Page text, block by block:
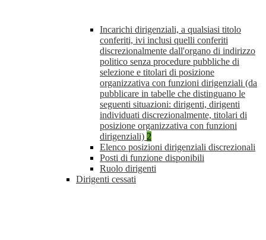
Incarichi dirigenziali, a qualsiasi titolo
conferiti, ivi inclusi quelli conferiti
discrezionalmente dall'organo di indirizzo
politico senza procedure pubbliche di
selezione e titolari di posizione
organizzativa con funzioni dirigenziali (da
pubblicare in tabelle che distinguano le
seguenti situazioni: dirigenti, dirigenti
individuati discrezionalmente, titolari di
posizione organizzativa con funzioni
dirigenziali) 2
Elenco posizioni dirigenziali discrezionali
Posti di funzione disponibili
Ruolo dirigenti
Dirigenti cessati